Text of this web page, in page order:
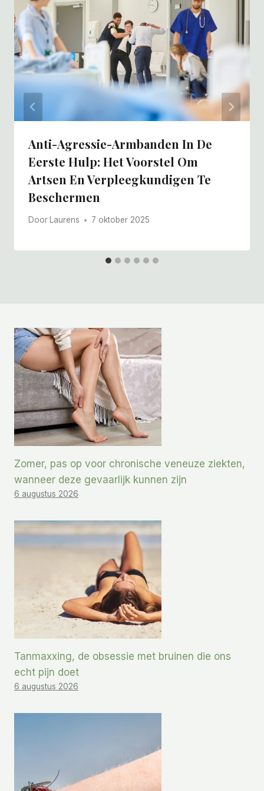
Anti-Agressie-Armbanden In De
Eerste Hulp: Het Voorstel Om
Artsen En Verpleegkundigen Te
Beschermen
Door Laurens 7 oktober 2025
Zomer, pas op voor chronische veneuze ziekten,
wanneer deze gevaarlijk kunnen zijn
6 augustus 2026
Tanmaxxing, de obsessie met bruinen die ons
echt pijn doet
6 augustus 2026